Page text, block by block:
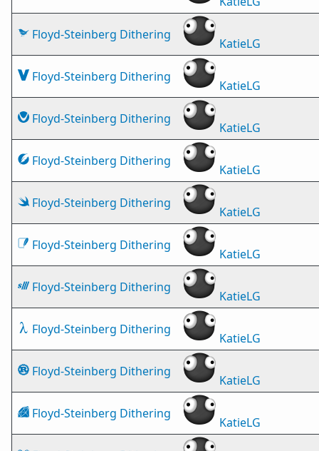
Floyd-Steinberg Dithering
KatieLG
Floyd-Steinberg Dithering
KatieLG
Floyd-Steinberg Dithering
KatieLG
Floyd-Steinberg Dithering
KatieLG
Floyd-Steinberg Dithering
KatieLG
Floyd-Steinberg Dithering
KatieLG
Floyd-Steinberg Dithering
KatieLG
Floyd-Steinberg Dithering
KatieLG
Floyd-Steinberg Dithering
KatieLG
Floyd-Steinberg Dithering
KatieLG